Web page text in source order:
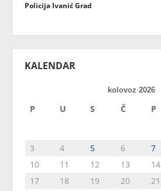
Policija Ivanić Grad
KALENDAR
kolovoz 2026
P U S Č P
3
4 5 6 7
10
11 12 13 14
17
18 19 20 21